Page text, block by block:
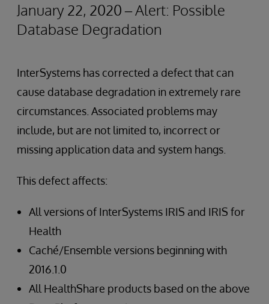
January 22, 2020 – Alert: Possible
Database Degradation
InterSystems has corrected a defect that can
cause database degradation in extremely rare
circumstances. Associated problems may
include, but are not limited to, incorrect or
missing application data and system hangs.
This defect affects:
All versions of InterSystems IRIS and IRIS for
Health
Caché/Ensemble versions beginning with
2016.1.0
All HealthShare products based on the above